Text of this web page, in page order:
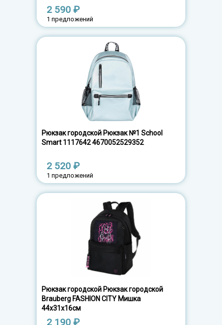
2 590 ₽
1 предложений
Рюкзак городской Рюкзак №1 School
Smart 1117642 4670052529352
2 520 ₽
1 предложений
Рюкзак городской Рюкзак городской
Brauberg FASHION CITY Мишка
44х31х16см
2 190 ₽